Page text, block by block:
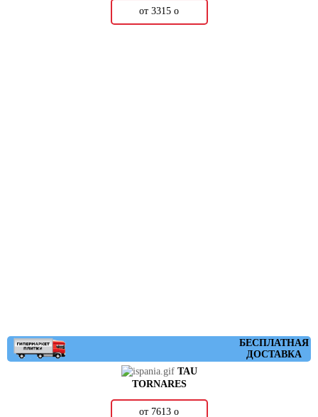
от 3315 о
БЕСПЛАТНАЯ
ДОСТАВКА
TAU
TORNARES
от 7613 о